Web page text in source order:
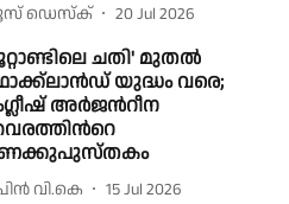
ഡെസ്ക് 20 Jul 2026
ചതി' മുതല്‍
യുദ്ധം വരെ;
അര്‍ജന്‍റീന
വി.കെ 15 Jul 2026